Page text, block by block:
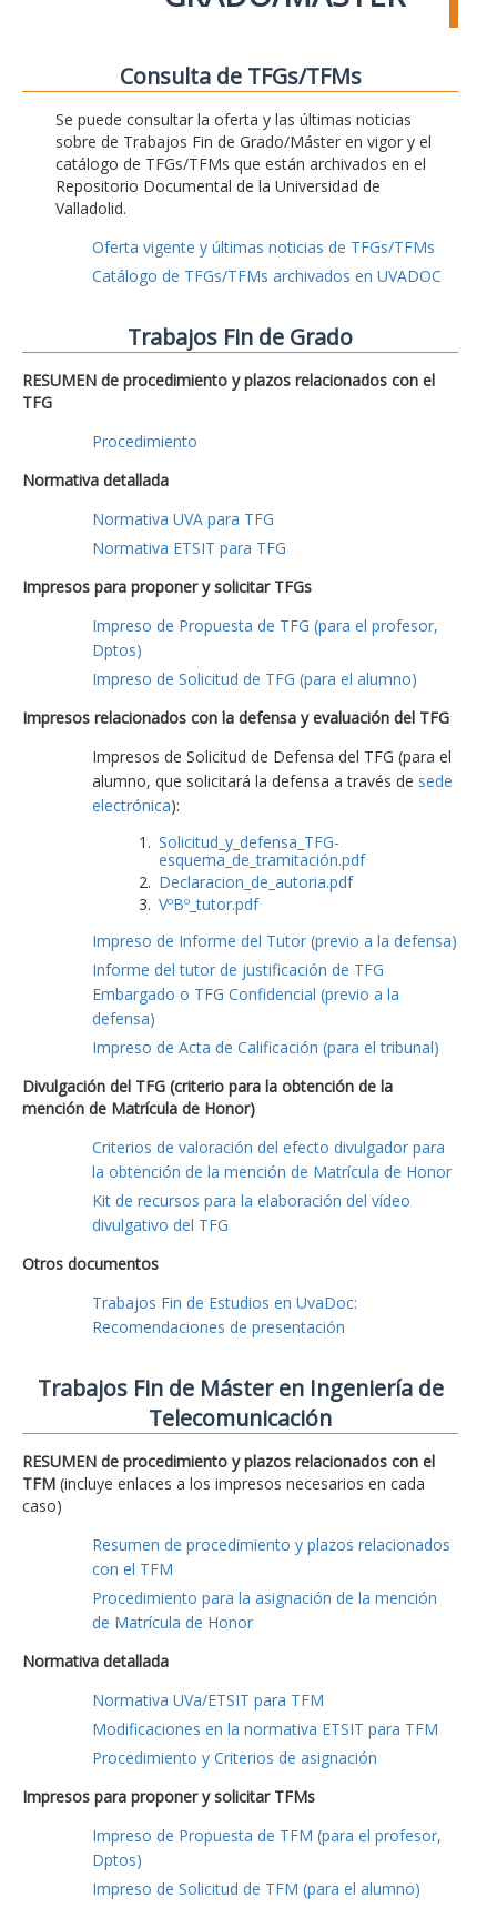
Consulta de TFGs/TFMs
Se puede consultar la oferta y las últimas noticias
sobre de Trabajos Fin de Grado/Máster en vigor y el
catálogo de TFGs/TFMs que están archivados en el
Repositorio Documental de la Universidad de
Valladolid.
Oferta vigente y últimas noticias de TFGs/TFMs
Catálogo de TFGs/TFMs archivados en UVADOC
Trabajos Fin de Grado
RESUMEN de procedimiento y plazos relacionados con el
TFG
Procedimiento
Normativa detallada
Normativa UVA para TFG
Normativa ETSIT para TFG
Impresos para proponer y solicitar TFGs
Impreso de Propuesta de TFG (para el profesor,
Dptos)
Impreso de Solicitud de TFG (para el alumno)
Impresos relacionados con la defensa y evaluación del TFG
Impresos de Solicitud de Defensa del TFG (para el
alumno, que solicitará la defensa a través de sede
electrónica):
Solicitud_y_defensa_TFG-
esquema_de_tramitación.pdf
Declaracion_de_autoria.pdf
VºBº_tutor.pdf
Impreso de Informe del Tutor (previo a la defensa)
Informe del tutor de justificación de TFG
Embargado o TFG Confidencial (previo a la
defensa)
Impreso de Acta de Calificación (para el tribunal)
Divulgación del TFG (criterio para la obtención de la
mención de Matrícula de Honor)
Criterios de valoración del efecto divulgador para
la obtención de la mención de Matrícula de Honor
Kit de recursos para la elaboración del vídeo
divulgativo del TFG
Otros documentos
Trabajos Fin de Estudios en UvaDoc:
Recomendaciones de presentación
Trabajos Fin de Máster en Ingeniería de
Telecomunicación
RESUMEN de procedimiento y plazos relacionados con el
TFM (incluye enlaces a los impresos necesarios en cada
caso)
Resumen de procedimiento y plazos relacionados
con el TFM
Procedimiento para la asignación de la mención
de Matrícula de Honor
Normativa detallada
Normativa UVa/ETSIT para TFM
Modificaciones en la normativa ETSIT para TFM
Procedimiento y Criterios de asignación
Impresos para proponer y solicitar TFMs
Impreso de Propuesta de TFM (para el profesor,
Dptos)
Impreso de Solicitud de TFM (para el alumno)